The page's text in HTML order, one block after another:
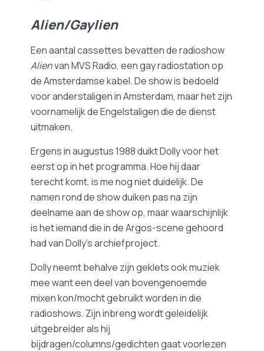
Alien/Gaylien
Een aantal cassettes bevatten de radioshow
Alienvan MVS Radio, een gay radiostation op
de Amsterdamse kabel. De show is bedoeld
voor anderstaligen in Amsterdam, maar het zijn
voornamelijk de Engelstaligen die de dienst
uitmaken.
Ergens in augustus 1988 duikt Dolly voor het
eerst op in het programma. Hoe hij daar
terecht komt, is me nog niet duidelijk. De
namen rond de show duiken pas na zijn
deelname aan de show op, maar waarschijnlijk
is het iemand die in de Argos-scene gehoord
had van Dolly’s archiefproject.
Dolly neemt behalve zijn geklets ook muziek
mee want een deel van bovengenoemde
mixen kon/mocht gebruikt worden in die
radioshows. Zijn inbreng wordt geleidelijk
uitgebreider als hij
bijdragen/columns/gedichten gaat voorlezen